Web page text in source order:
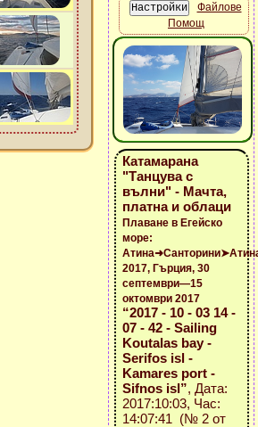
Файлове
Помощ
Катамарана
"Танцува с
вълни" - Мачта,
платна и облаци
Плаване в Егейско
море:
2017, Гърция, 30
септември—15
октомври 2017
“2017 - 10 - 03 14 -
07 - 42 - Sailing
Koutalas bay -
Serifos isl -
Kamares port -
Sifnos isl”, Дата:
2017:10:03, Час:
14:07:41 (№ 2 от